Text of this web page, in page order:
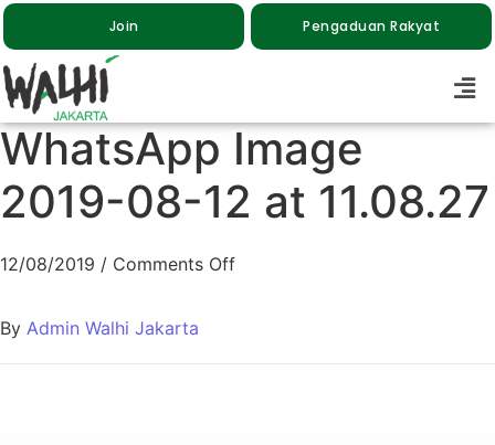
Join Pengaduan Rakyat
WhatsApp Image
2019-08-12 at 11.08.27
12/08/2019 / Comments Off
By Admin Walhi Jakarta